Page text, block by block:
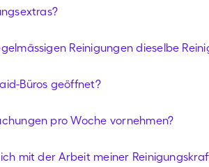
Reinigungen dieselbe
Büros geöffnet?
pro Woche vornehmen?
mit der Arbeit meiner